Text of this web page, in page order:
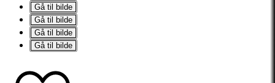
Gå til bilde
Gå til bilde
Gå til bilde
Gå til bilde